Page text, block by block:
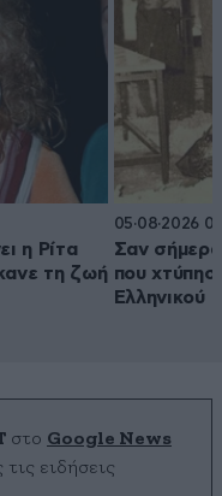
η Ρίτα
τη ζωή
05·08·2026
Σαν
που
Ελληνικού
στο Google News
ειδήσεις